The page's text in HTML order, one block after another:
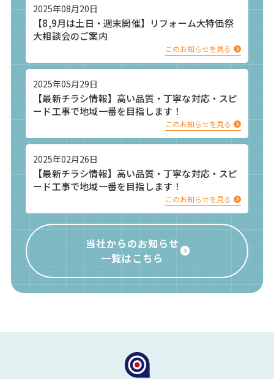
2025年08月20日
【8,9月は土日・週末開催】リフォーム大特価祭
大相談会のご案内
このお知らせを見る
2025年05月29日
【最新チラシ情報】高い品質・丁寧な対応・スピ
ード工事で地域一番を目指します！
このお知らせを見る
2025年02月26日
【最新チラシ情報】高い品質・丁寧な対応・スピ
ード工事で地域一番を目指します！
このお知らせを見る
当社からのお知らせ
一覧はこちら